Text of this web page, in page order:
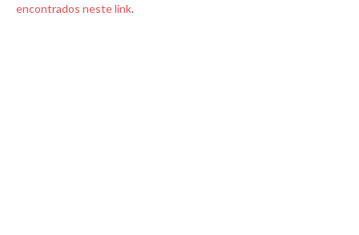
encontrados neste link.